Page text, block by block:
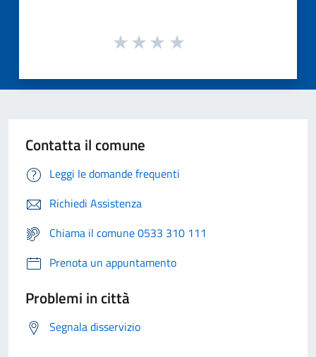
Contatta il comune
Leggi le domande frequenti
Richiedi Assistenza
Chiama il comune 0533 310 111
Prenota un appuntamento
Problemi in città
Segnala disservizio